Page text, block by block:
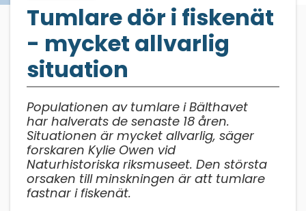
Tumlare dör i fiskenät
- mycket allvarlig
situation
Populationen av tumlare i Bälthavet
har halverats de senaste 18 åren.
Situationen är mycket allvarlig, säger
forskaren Kylie Owen vid
Naturhistoriska riksmuseet. Den största
orsaken till minskningen är att tumlare
fastnar i fiskenät.